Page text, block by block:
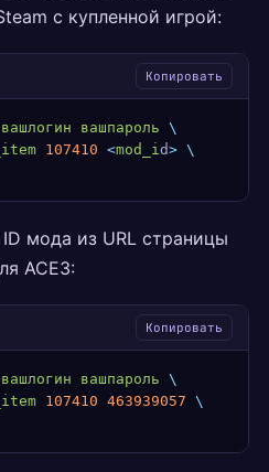
с купленной игрой:
Копировать
вашлогин вашпароль \
107410 <mod_id> \
ID мода из URL страницы
ACE3:
Копировать
вашлогин вашпароль \
107410 463939057 \